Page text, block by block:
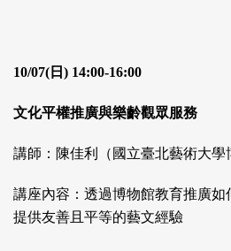
10/07(日) 14:00-16:00
文化平權推廣與樂齡觀眾服務
講師：陳佳利（國立臺北藝術大學
講座內容：透過博物館教育推廣
提供友善且平等的藝文經驗